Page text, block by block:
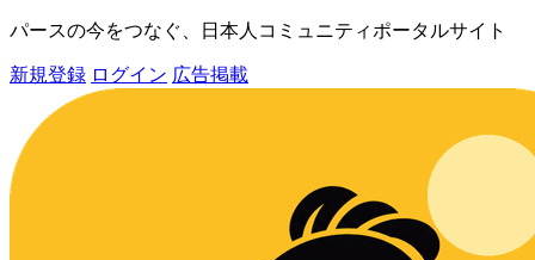
パースの今をつなぐ、日本人コミュニティポータルサイト
新規登録 ログイン 広告掲載